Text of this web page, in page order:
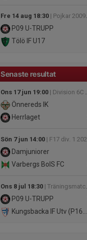
Fre 14 aug 18:30 | Pojkar 2009-2010(16-17 år) Svår Grupp B
P09 U-TRUPP
Tölö IF U17
Senaste resultat
Ons 17 jun 19:00 | Division 6C Herr
Önnereds IK
Herrlaget
Sön 7 jun 14:00 | F17 div. 1 2026 - Götaland Västra
Damjuniorer
Varbergs BoIS FC
Ons 8 jul 18:30 | Träningsmatcher Ungdomar Göteborg Pojk
P09 U-TRUPP
Kungsbacka IF Utv (P16-P18)